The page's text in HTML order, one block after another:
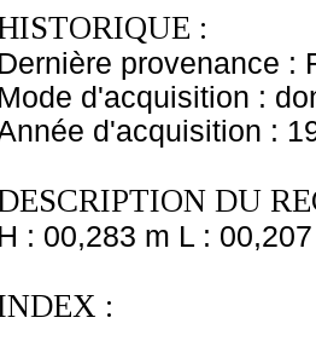
:
Dernière provenance :
Mode d'acquisition :
d'acquisition :
DU
H : 00,283 m L :
: